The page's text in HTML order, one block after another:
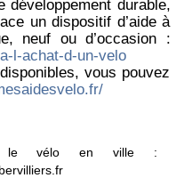
développement durable,
un dispositif d’aide à
neuf ou d’occasion :
l-achat-d-un-velo
vous pouvez
le vélo en ville :